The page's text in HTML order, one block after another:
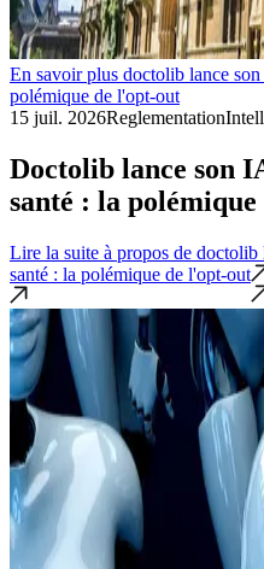
En savoir plus doctolib lance son
polémique de l'opt-out
15 juil. 2026Reglementation
Doctolib lance son
santé : la
Lire la suite à propos de doctolib
santé : la polémique de l'opt-out